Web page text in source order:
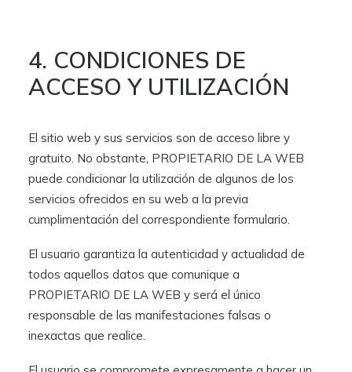
4. CONDICIONES DE
ACCESO Y UTILIZACIÓN
El sitio web y sus servicios son de acceso libre y
gratuito. No obstante, PROPIETARIO DE LA WEB
puede condicionar la utilización de algunos de los
servicios ofrecidos en su web a la previa
cumplimentación del correspondiente formulario.
El usuario garantiza la autenticidad y actualidad de
todos aquellos datos que comunique a
PROPIETARIO DE LA WEB y será el único
responsable de las manifestaciones falsas o
inexactas que realice.